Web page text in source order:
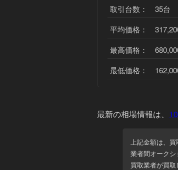
取引台数： 35台
平均価格：
最高価格：
最低価格：
最新の相場情報は、
上記金額は、買
業者間オークシ
買取業者が買取